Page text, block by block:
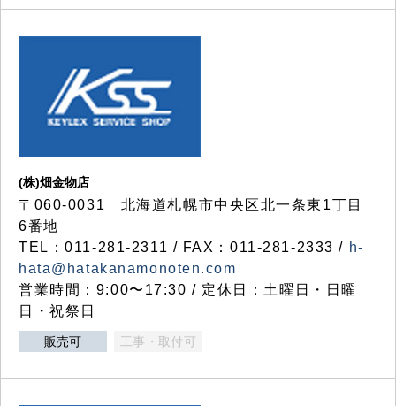
(株)畑金物店
〒060-0031 北海道札幌市中央区北一条東1丁目
6番地
TEL：011-281-2311 / FAX：011-281-2333 / h-
hata@hatakanamonoten.com
営業時間：9:00〜17:30 / 定休日：土曜日・日曜
日・祝祭日
販売可 工事・取付可